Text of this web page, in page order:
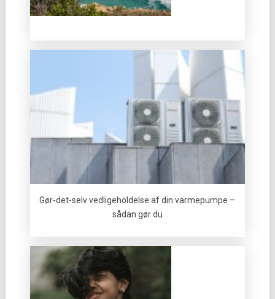
Gør-det-selv vedligeholdelse af din varmepumpe –
sådan gør du